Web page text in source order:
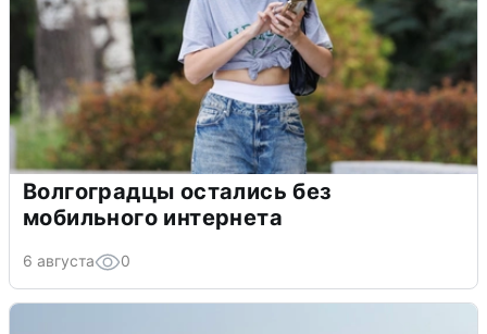
Волгоградцы остались без
мобильного интернета
6 августа 0